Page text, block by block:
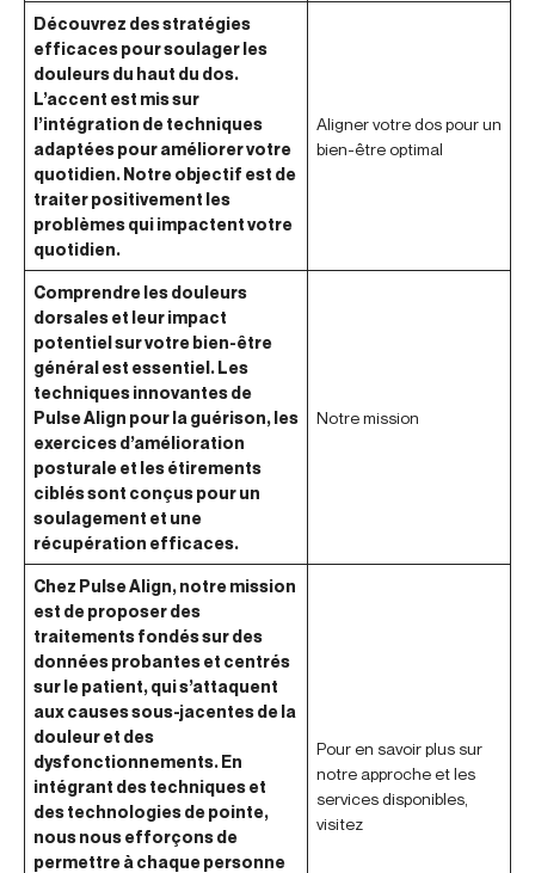
Découvrez des stratégies
efficaces pour soulager les
douleurs du haut du dos.
L’accent est mis sur
l’intégration de techniques
adaptées pour améliorer votre
quotidien. Notre objectif est de
traiter positivement les
problèmes qui impactent votre
quotidien.
Aligner votre dos pour un
bien-être optimal
Comprendre les douleurs
dorsales et leur impact
potentiel sur votre bien-être
général est essentiel. Les
techniques innovantes de
Pulse Align pour la guérison, les
exercices d’amélioration
posturale et les étirements
ciblés sont conçus pour un
soulagement et une
récupération efficaces.
Notre mission
Chez Pulse Align, notre mission
est de proposer des
traitements fondés sur des
données probantes et centrés
sur le patient, qui s’attaquent
aux causes sous-jacentes de la
douleur et des
dysfonctionnements. En
intégrant des techniques et
des technologies de pointe,
nous nous efforçons de
permettre à chaque personne
Pour en savoir plus sur
notre approche et les
services disponibles,
visitez